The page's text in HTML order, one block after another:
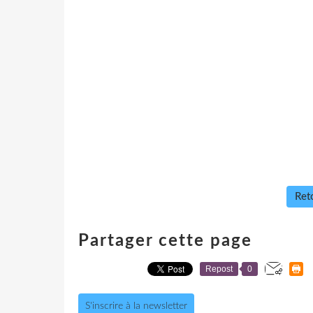
Partager cette page
Repost 0
S'inscrire à la newsletter